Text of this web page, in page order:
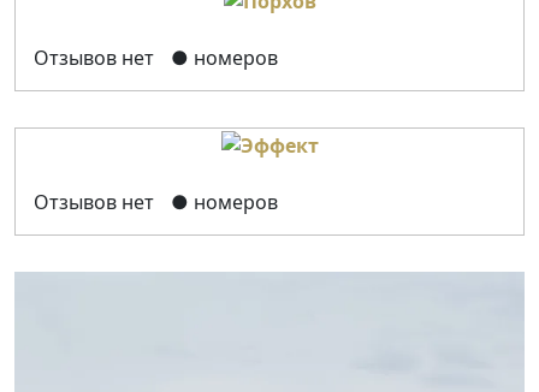
Отзывов нет ● номеров
Отзывов нет ● номеров